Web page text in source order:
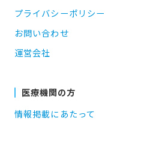
プライバシーポリシー
お問い合わせ
運営会社
医療機関の方
情報掲載にあたって